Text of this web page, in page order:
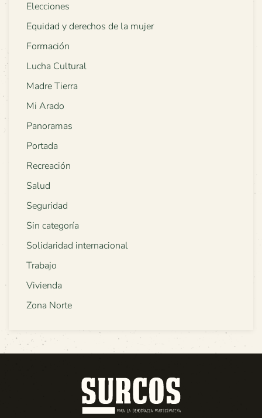
Elecciones
Equidad y derechos de la mujer
Formación
Lucha Cultural
Madre Tierra
Mi Arado
Panoramas
Portada
Recreación
Salud
Seguridad
Sin categoría
Solidaridad internacional
Trabajo
Vivienda
Zona Norte